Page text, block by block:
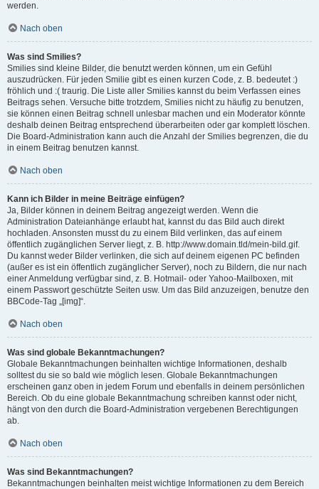
werden.
Nach oben
Was sind Smilies?
Smilies sind kleine Bilder, die benutzt werden können, um ein Gefühl
auszudrücken. Für jeden Smilie gibt es einen kurzen Code, z. B. bedeutet :)
fröhlich und :( traurig. Die Liste aller Smilies kannst du beim Verfassen eines
Beitrags sehen. Versuche bitte trotzdem, Smilies nicht zu häufig zu benutzen,
sie können einen Beitrag schnell unlesbar machen und ein Moderator könnte
deshalb deinen Beitrag entsprechend überarbeiten oder gar komplett löschen.
Die Board-Administration kann auch die Anzahl der Smilies begrenzen, die du
in einem Beitrag benutzen kannst.
Nach oben
Kann ich Bilder in meine Beiträge einfügen?
Ja, Bilder können in deinem Beitrag angezeigt werden. Wenn die
Administration Dateianhänge erlaubt hat, kannst du das Bild auch direkt
hochladen. Ansonsten musst du zu einem Bild verlinken, das auf einem
öffentlich zugänglichen Server liegt, z. B. http://www.domain.tld/mein-bild.gif.
Du kannst weder Bilder verlinken, die sich auf deinem eigenen PC befinden
(außer es ist ein öffentlich zugänglicher Server), noch zu Bildern, die nur nach
einer Anmeldung verfügbar sind, z. B. Hotmail- oder Yahoo-Mailboxen, mit
einem Passwort geschützte Seiten usw. Um das Bild anzuzeigen, benutze den
BBCode-Tag „[img]“.
Nach oben
Was sind globale Bekanntmachungen?
Globale Bekanntmachungen beinhalten wichtige Informationen, deshalb
solltest du sie so bald wie möglich lesen. Globale Bekanntmachungen
erscheinen ganz oben in jedem Forum und ebenfalls in deinem persönlichen
Bereich. Ob du eine globale Bekanntmachung schreiben kannst oder nicht,
hängt von den durch die Board-Administration vergebenen Berechtigungen
ab.
Nach oben
Was sind Bekanntmachungen?
Bekanntmachungen beinhalten meist wichtige Informationen zu dem Bereich